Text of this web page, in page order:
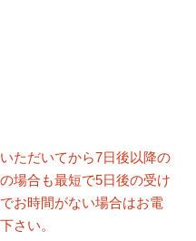
ただいてから7日後以降の
場合も最短で5日後の受け
お時間がない場合はお電
さい。